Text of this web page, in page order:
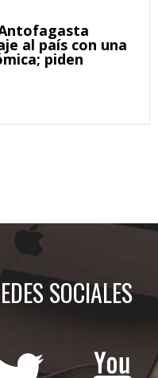
al país con una
piden
SOCIALES